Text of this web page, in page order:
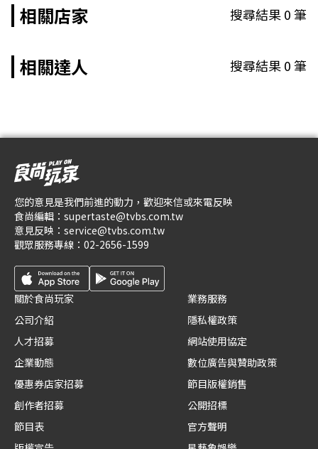
相關店家 搜尋結果0筆
相關達人 搜尋結果0筆
您的意見是我們前進的動力，歡迎來信或來電反映
食尚編輯： supertaste@tvbs.com.tw
意見反映： service@tvbs.com.tw
觀眾服務專線： 02-2656-1599
關於食尚玩家
公司介紹
人才招募
企業動態
優惠券店家招募
創作者招募
節目表
業務服務
隱私權政策
網站使用協定
數位廣告與贊助政策
節目版權銷售
公開招標
官方聲明